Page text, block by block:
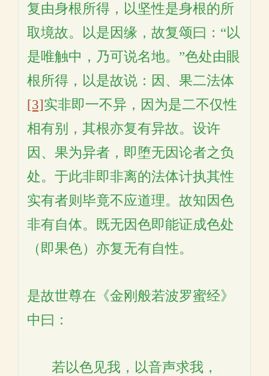
复由身根所得，以坚性是身根的所
取境故。以是因缘，故复颂曰：“以
是唯触中，乃可说名地。”色处由眼
根所得，以是故说：因、果二法体
[3]实非即一不异，因为是二不仅性
相有别，其根亦复有异故。设许
因、果为异者，即堕无因论者之负
处。于此非即非离的法体计执其性
实有者则毕竟不应道理。故知因色
非有自体。既无因色即能证成色处
（即果色）亦复无有自性。
是故世尊在《金刚般若波罗蜜经》
中曰：
若以色见我，以音声求我，